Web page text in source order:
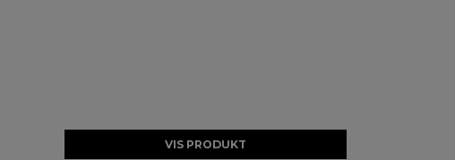
VIS PRODUKT